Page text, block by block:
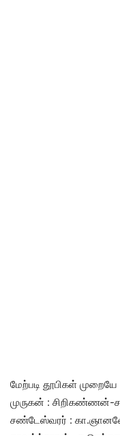
மேற்படி தூபிகள் முறையே
முருகன் :
சண்டேஸ்வரர் :